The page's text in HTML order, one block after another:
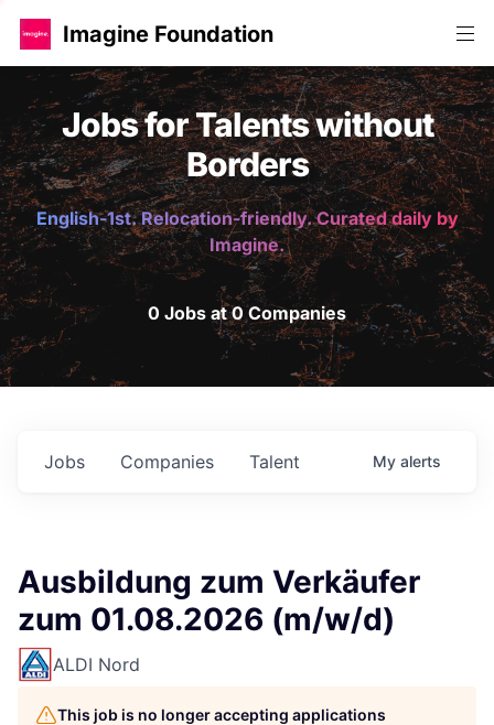
Imagine Foundation
Jobs for Talents without
Borders
English-1st. Relocation-friendly. Curated daily by
Imagine.
0 Jobs at 0 Companies
Jobs Companies Talent My alerts
Ausbildung zum Verkäufer
zum 01.08.2026 (m/w/d)
ALDI Nord
This job is no longer accepting applications